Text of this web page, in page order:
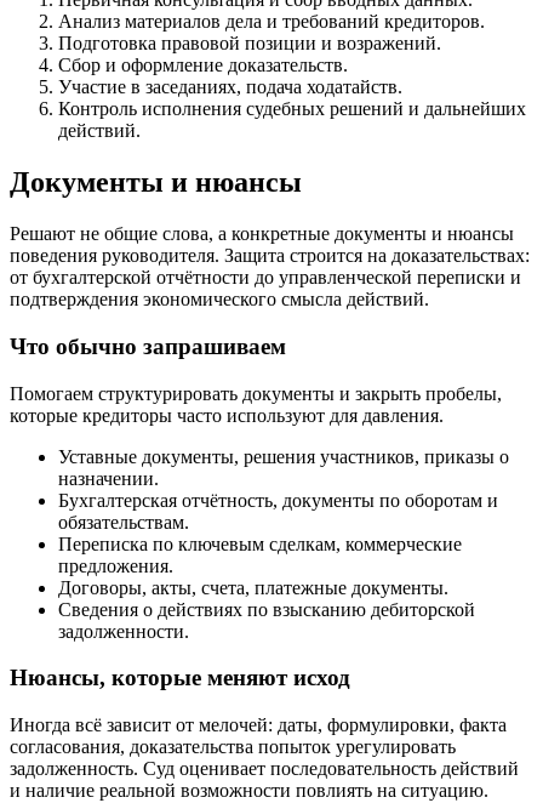
Анализ материалов дела и требований кредиторов.
Подготовка правовой позиции и возражений.
Сбор и оформление доказательств.
Участие в заседаниях, подача ходатайств.
Контроль исполнения судебных решений и дальнейших
действий.
Документы и нюансы
Решают не общие слова, а конкретные документы и нюансы
поведения руководителя. Защита строится на доказательствах:
от бухгалтерской отчётности до управленческой переписки и
подтверждения экономического смысла действий.
Что обычно запрашиваем
Помогаем структурировать документы и закрыть пробелы,
которые кредиторы часто используют для давления.
Уставные документы, решения участников, приказы о
назначении.
Бухгалтерская отчётность, документы по оборотам и
обязательствам.
Переписка по ключевым сделкам, коммерческие
предложения.
Договоры, акты, счета, платежные документы.
Сведения о действиях по взысканию дебиторской
задолженности.
Нюансы, которые меняют исход
Иногда всё зависит от мелочей: даты, формулировки, факта
согласования, доказательства попыток урегулировать
задолженность. Суд оценивает последовательность действий
и наличие реальной возможности повлиять на ситуацию.